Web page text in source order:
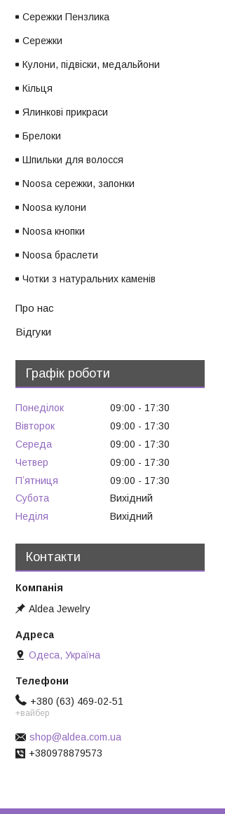
Сережки Пензлика
Сережки
Кулони, підвіски, медальйони
Кільця
Ялинкові прикраси
Брелоки
Шпильки для волосся
Noosa сережки, запонки
Noosa кулони
Noosa кнопки
Noosa браслети
Чотки з натуральних каменів
Про нас
Відгуки
Графік роботи
Понеділок 09:00
17:30
Вівторок
09:00
17:30
Середа
09:00
17:30
Четвер
09:00
17:30
Пʼятниця
09:00
17:30
Субота
Вихідний
Неділя
Вихідний
Контакти
Aldea Jewelry
Одеса, Україна
+380 (63) 469-02-51
+вайбер
shop@aldea.com.ua
+380978879573